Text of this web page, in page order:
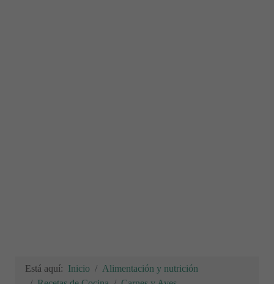
Está aquí: Inicio
Alimentación y nutrición